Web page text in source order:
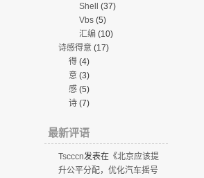
Shell (37)
Vbs(5)
汇编 (10)
诗感得意(17)
得(4)
意(3)
感(5)
诗(7)
最新评语
Tscccn发表在《北京应该提
升公平分配，优化汽车摇号